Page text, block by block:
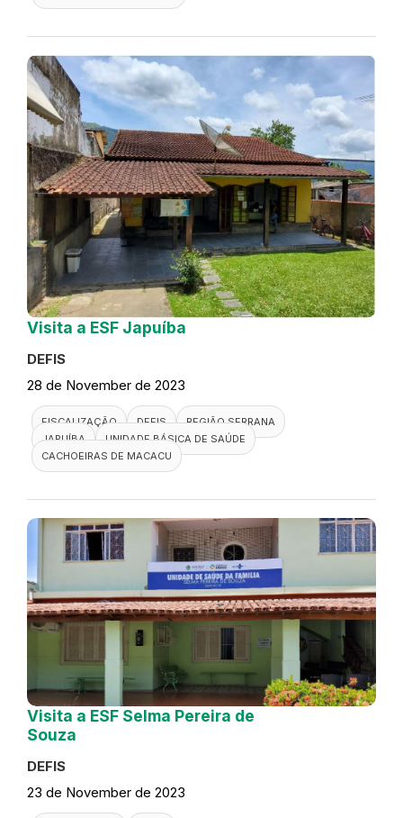
Visita a ESF Japuíba
DEFIS
28 de November de 2023
FISCALIZAÇÃO DEFIS
REGIÃO SERRANA
JAPUÍBA
UNIDADE BÁSICA DE SAÚDE
CACHOEIRAS DE MACACU
Visita a ESF Selma Pereira de
Souza
DEFIS
23 de November de 2023